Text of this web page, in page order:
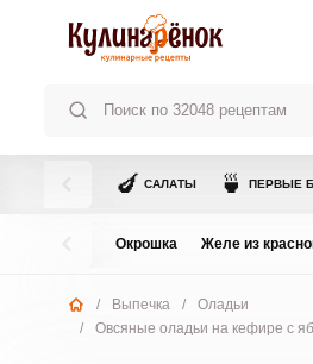
🍆 САЛАТЫ 🍵 ПЕРВЫЕ
Окрошка Желе из
/ Выпечка /
Оладьи
/
Овсяные оладьи на кефире с